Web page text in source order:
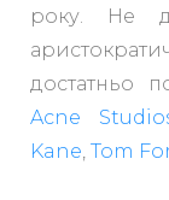
року. Не
достатньо
Acne
Kane, Tom